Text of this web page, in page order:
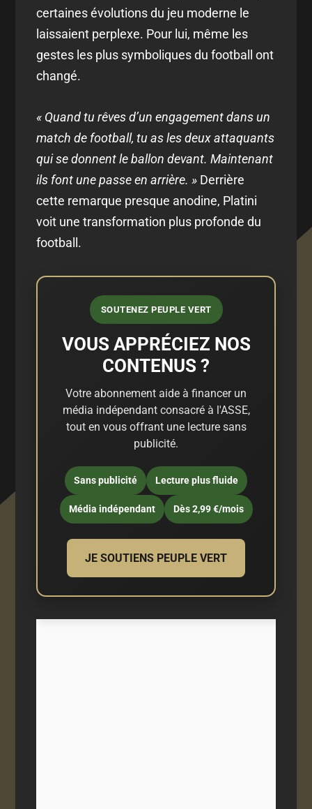
certaines évolutions du jeu moderne le
laissaient perplexe. Pour lui, même les
gestes les plus symboliques du football ont
changé.
« Quand tu rêves d’un engagement dans un
match de football, tu as les deux attaquants
qui se donnent le ballon devant. Maintenant
ils font une passe en arrière. » Derrière
cette remarque presque anodine, Platini
voit une transformation plus profonde du
football.
SOUTENEZ PEUPLE VERT
VOUS APPRÉCIEZ NOS
CONTENUS ?
Votre abonnement aide à financer un
média indépendant consacré à l'ASSE,
tout en vous offrant une lecture sans
publicité.
Sans publicité Lecture plus fluide
Média indépendant Dès 2,99 €/mois
JE SOUTIENS PEUPLE VERT